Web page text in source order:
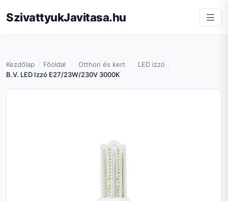
SzivattyukJavitasa.hu
Kezdőlap Főoldal Otthon és kert
LED izzó
B.V. LED Izzó E27/23W/230V 3000K